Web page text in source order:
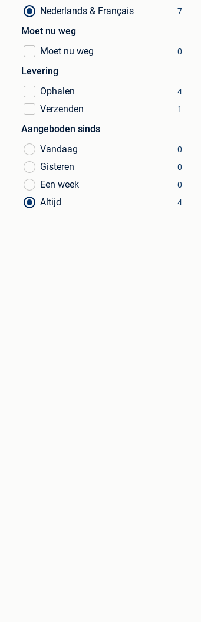
Nederlands & Français 7
Moet nu weg
Moet nu weg
0
Levering
Ophalen
4
Verzenden 1
Aangeboden sinds
Vandaag
0
Gisteren 0
Een week 0
Altijd 4